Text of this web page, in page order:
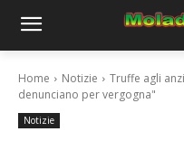
Home Notizie
Truffe agli
denunciano per vergogna"
Notizie